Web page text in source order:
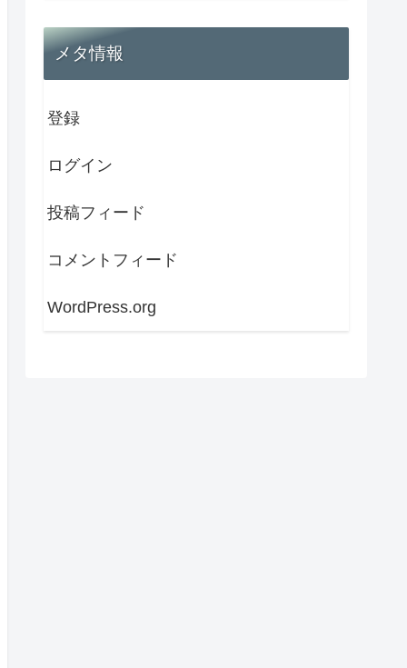
メタ情報
登録
ログイン
投稿フィード
コメントフィード
WordPress.org